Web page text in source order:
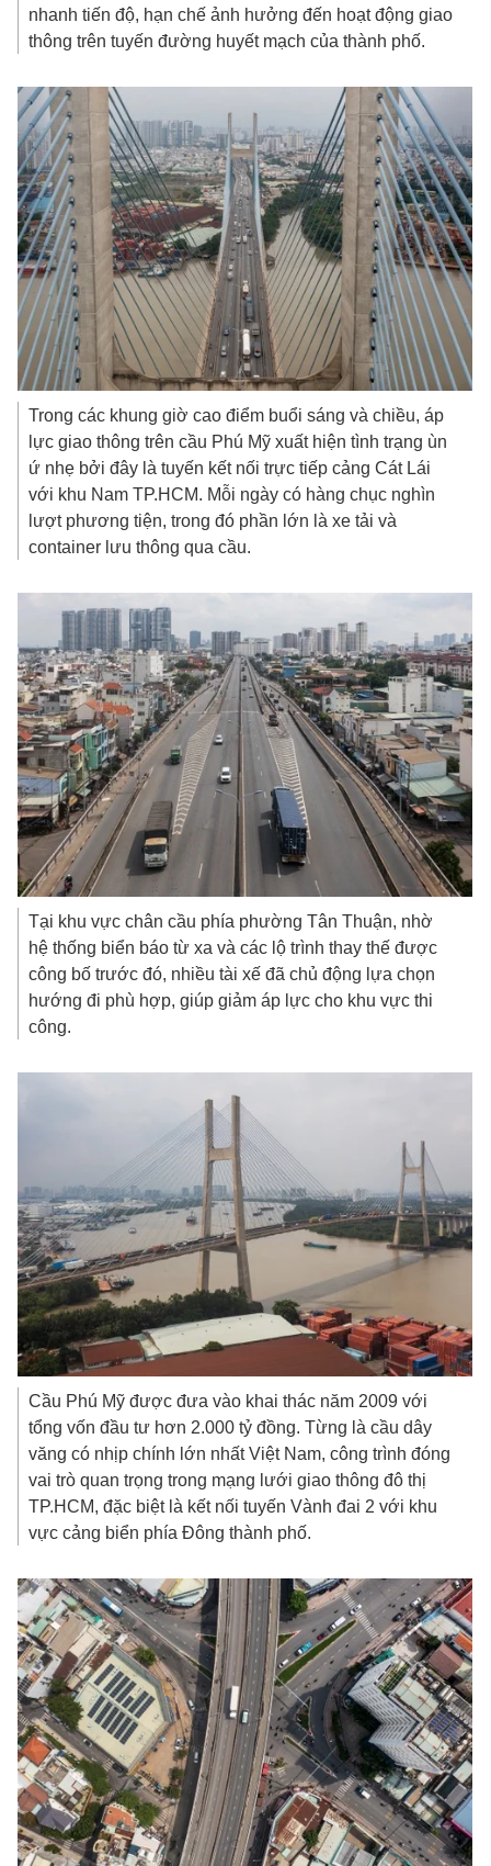
nhanh tiến độ, hạn chế ảnh hưởng đến hoạt động giao
thông trên tuyến đường huyết mạch của thành phố.
Trong các khung giờ cao điểm buổi sáng và chiều, áp
lực giao thông trên cầu Phú Mỹ xuất hiện tình trạng ùn
ứ nhẹ bởi đây là tuyến kết nối trực tiếp cảng Cát Lái
với khu Nam TP.HCM. Mỗi ngày có hàng chục nghìn
lượt phương tiện, trong đó phần lớn là xe tải và
container lưu thông qua cầu.
Tại khu vực chân cầu phía phường Tân Thuận, nhờ
hệ thống biển báo từ xa và các lộ trình thay thế được
công bố trước đó, nhiều tài xế đã chủ động lựa chọn
hướng đi phù hợp, giúp giảm áp lực cho khu vực thi
công.
Cầu Phú Mỹ được đưa vào khai thác năm 2009 với
tổng vốn đầu tư hơn 2.000 tỷ đồng. Từng là cầu dây
văng có nhịp chính lớn nhất Việt Nam, công trình đóng
vai trò quan trọng trong mạng lưới giao thông đô thị
TP.HCM, đặc biệt là kết nối tuyến Vành đai 2 với khu
vực cảng biển phía Đông thành phố.